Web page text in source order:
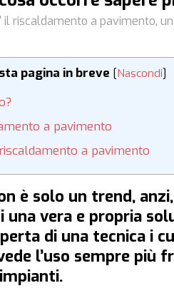
il riscaldamento a pavimento,
pagina in breve [Nascondi]
a pavimento
a pavimento
è solo un trend, anzi,
una vera e propria
di una tecnica i
l’uso sempre più